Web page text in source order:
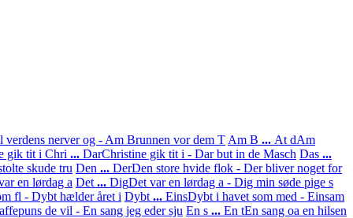
verdens nerver og - Am Brunnen vor dem T Am B ... At dAm
gik tit i Chri ... DarChristine gik tit i - Dar but in de Masch Das ...
skude tru Den ... DerDen store hvide flok - Der bliver noget for
en lørdag a Det ... DigDet var en lørdag a - Dig min søde pige s
fl - Dybt hælder året i Dybt ... EinsDybt i havet som med - Einsam
de vil - En sang jeg eder sju En s ... En tEn sang oa en hilsen